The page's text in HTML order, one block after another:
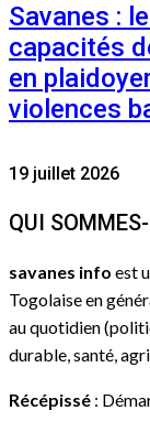
Savanes :
capacités
en
violences
19 juillet 2026
QUI
savanes info est
Togolaise en
au quotidien
durable, santé,
Récépissé :